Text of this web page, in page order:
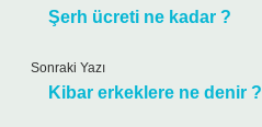
Şerh ücreti ne kadar ?
Sonraki Yazı
Kibar erkeklere ne denir ?